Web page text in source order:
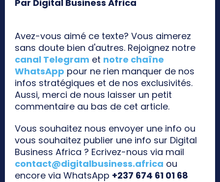
Par Digital Business Africa
Avez-vous aimé ce texte? Vous aimerez
sans doute bien d'autres. Rejoignez notre
canal Telegram et notre chaîne
WhatsApp pour ne rien manquer de nos
infos stratégiques et de nos exclusivités.
Aussi, merci de nous laisser un petit
commentaire au bas de cet article.
Vous souhaitez nous envoyer une info ou
vous souhaitez publier une info sur Digital
Business Africa ? Ecrivez-nous via mail
contact@digitalbusiness.africa ou
encore via WhatsApp +237 674 61 01 68